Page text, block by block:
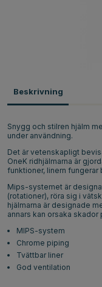
Beskrivning
Snygg och stilren hjälm
under användning.
Det är vetenskapligt
OneK ridhjälmarna är
funktioner, linern fungerar
Mips-systemet är
(rotationer), röra sig i
hjälmarna är designade
annars kan orsaka skador
MIPS-system
Chrome piping
Tvättbar liner
God ventilation